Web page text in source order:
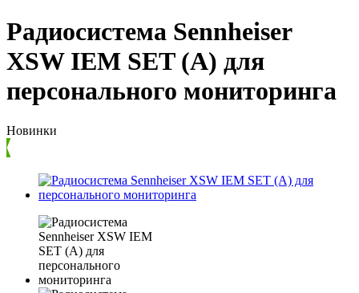
Радиосистема Sennheiser
XSW IEM SET (A) для
персонального мониторинга
Новинки